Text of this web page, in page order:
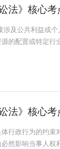
法》核心考
及公共利益或
的配置或特定
法》核心
行政行为的约束
然影响当事人权